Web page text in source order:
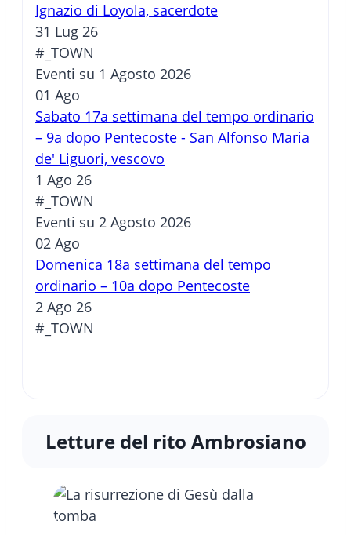
Ignazio di Loyola, sacerdote
31 Lug 26
#_TOWN
Eventi su 1 Agosto 2026
01 Ago
Sabato 17a settimana del tempo ordinario
– 9a dopo Pentecoste - San Alfonso Maria
de' Liguori, vescovo
1 Ago 26
#_TOWN
Eventi su 2 Agosto 2026
02 Ago
Domenica 18a settimana del tempo
ordinario – 10a dopo Pentecoste
2 Ago 26
#_TOWN
Letture del rito Ambrosiano